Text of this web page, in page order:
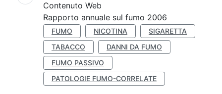
Contenuto Web
Rapporto annuale sul fumo 2006
FUMO NICOTINA
SIGARETTA
TABACCO
DANNI DA FUMO
FUMO PASSIVO
PATOLOGIE FUMO-CORRELATE